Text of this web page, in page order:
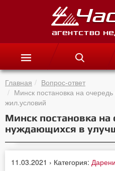
Главная
Вопрос-ответ
Минск постановка на
жил.условий
Минск постановка на
нуждающихся в
11.03.2021 › Категория: